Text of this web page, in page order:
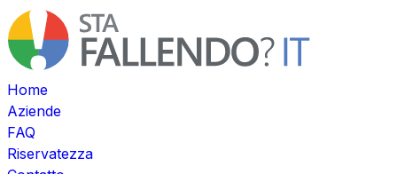
Home
Aziende
FAQ
Riservatezza